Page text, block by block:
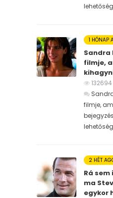
1 HÓNAP
Sandra
filmje,
132694
filmje,
2 HÉT
Rá sem
ma
egykor